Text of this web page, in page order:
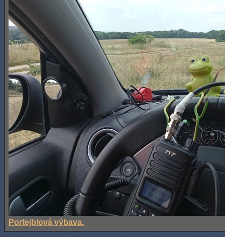
Portejblová výbava.